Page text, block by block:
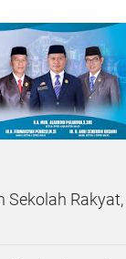
Sekolah